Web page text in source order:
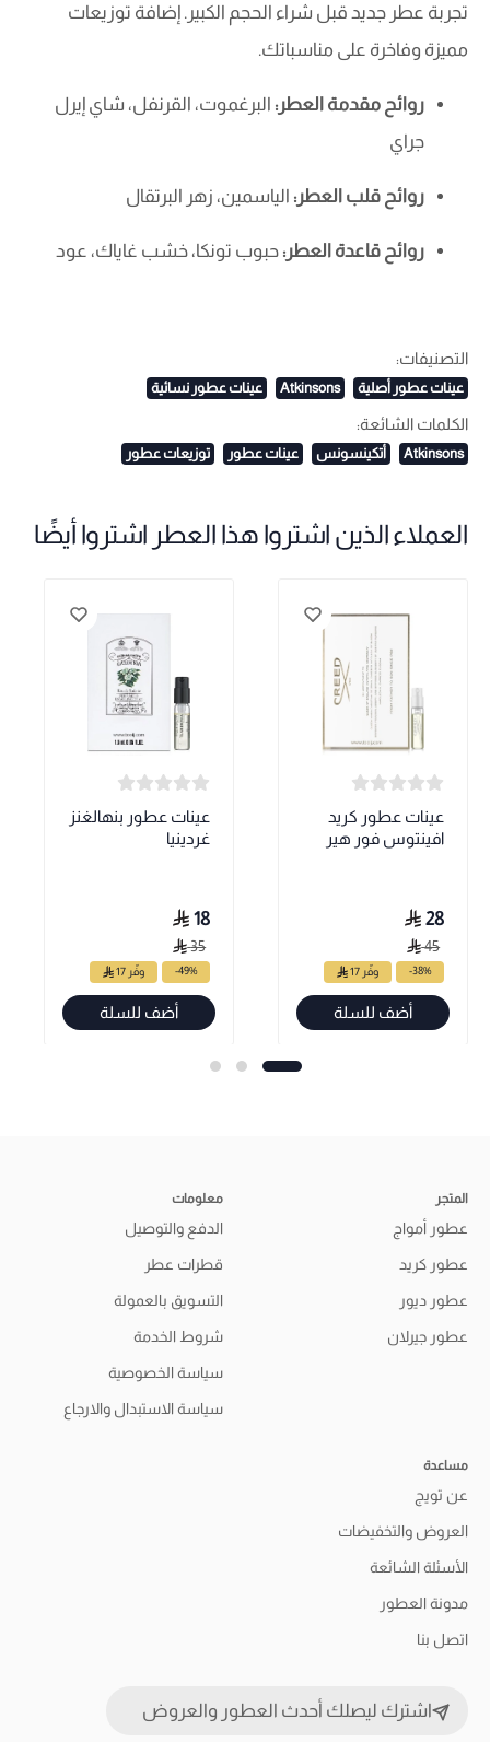
تجربة عطر جديد قبل شراء الحجم الكبير. إضافة توزيعات
مميزة وفاخرة على مناسباتك.
روائح مقدمة العطر: البرغموت، القرنفل، شاي إيرل
جراي
روائح قلب العطر: الياسمين، زهر البرتقال
روائح قاعدة العطر: حبوب تونكا، خشب غاياك، عود
التصنيفات:
عينات عطور أصلية Atkinsons عينات عطور نسائية
الكلمات الشائعة:
Atkinsons أتكينسونس عينات عطور توزيعات عطور
العملاء الذين اشتروا هذا العطر اشتروا أيضًا
عينات عطور كريد
افينتوس فور هير
28
45
-38% وفّر 17
أضف للسلة
عينات عطور بنهالغنز
غردينيا
18
35
-49% وفّر 17
أضف للسلة
المتجر
عطور أمواج
عطور كريد
عطور ديور
عطور جيرلان
معلومات
الدفع والتوصيل
قطرات عطر
التسويق بالعمولة
شروط الخدمة
سياسة الخصوصية
سياسة الاستبدال والارجاع
مساعدة
عن تويج
العروض والتخفيضات
الأسئلة الشائعة
مدونة العطور
اتصل بنا
اشترك ليصلك أحدث العطور والعروض